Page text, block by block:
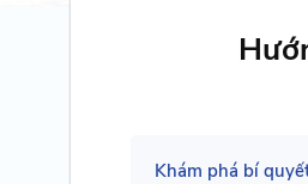
Khám phá bí